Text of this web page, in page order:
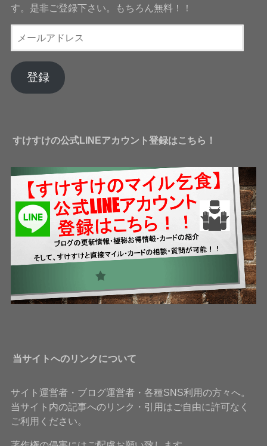
す。是非ご登録下さい。もちろん無料！！
ー
ア
ド
登録
すけすけの公式LINEアカウント登録はこちら！
当サイトへのリンクについて
サイト運営者・ブログ運営者・各種SNS利用の方々へ。
当サイト内の記事へのリンク・引用はご自由に許可なく
ご利用ください。